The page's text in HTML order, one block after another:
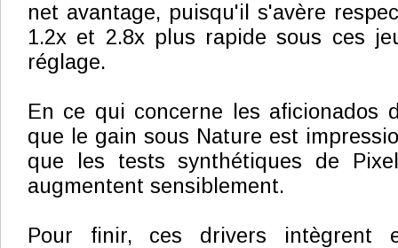
net avantage, puisqu'il s'avère
1.2x et 2.8x plus rapide sous ces
réglage.
En ce qui concerne les aficionados
que le gain sous Nature est
que les tests synthétiques de
augmentent sensiblement.
Pour finir, ces drivers intègrent